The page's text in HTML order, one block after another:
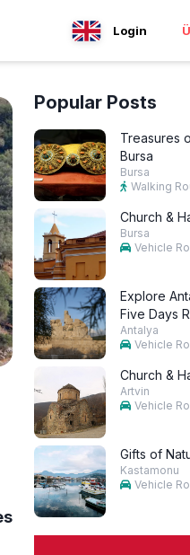
Login
Popular Posts
Treasures
Bursa
Bursa
Walking
Church &
Bursa
Vehicle
Explore
Five Days
Antalya
Vehicle
Church &
Artvin
Vehicle
Gifts of
Kastamonu
Vehicle